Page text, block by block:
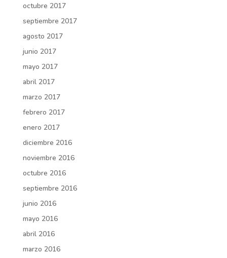
octubre 2017
septiembre 2017
agosto 2017
junio 2017
mayo 2017
abril 2017
marzo 2017
febrero 2017
enero 2017
diciembre 2016
noviembre 2016
octubre 2016
septiembre 2016
junio 2016
mayo 2016
abril 2016
marzo 2016